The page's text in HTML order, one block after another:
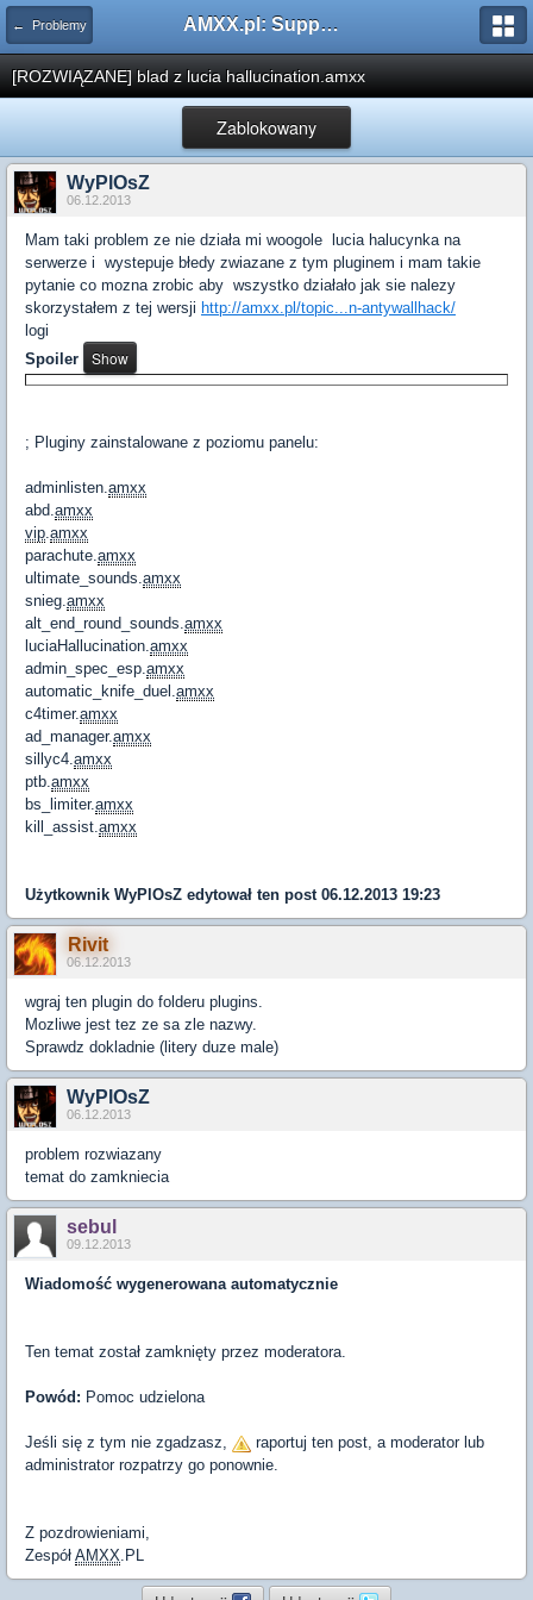
← Problemy AMXX.pl: Support AMX Mod X i SourceMod
[ROZWIĄZANE] blad z lucia hallucination.amxx
Zablokowany
WyPlOsZ
06.12.2013
Mam taki problem ze nie działa mi woogole lucia halucynka na
serwerze i wystepuje błedy zwiazane z tym pluginem i mam takie
pytanie co mozna zrobic aby wszystko działało jak sie nalezy
skorzystałem z tej wersji http://amxx.pl/topic...n-antywallhack/
logi
Spoiler
; Pluginy zainstalowane z poziomu panelu:
adminlisten.amxx
abd.amxx
vip.amxx
parachute.amxx
ultimate_sounds.amxx
snieg.amxx
alt_end_round_sounds.amxx
luciaHallucination.amxx
admin_spec_esp.amxx
automatic_knife_duel.amxx
c4timer.amxx
ad_manager.amxx
sillyc4.amxx
ptb.amxx
bs_limiter.amxx
kill_assist.amxx
Użytkownik WyPlOsZ edytował ten post 06.12.2013 19:23
Rivit
06.12.2013
wgraj ten plugin do folderu plugins.
Mozliwe jest tez ze sa zle nazwy.
Sprawdz dokladnie (litery duze male)
WyPlOsZ
06.12.2013
problem rozwiazany
temat do zamkniecia
sebul
09.12.2013
Wiadomość wygenerowana automatycznie
Ten temat został zamknięty przez moderatora.
Powód: Pomoc udzielona
Jeśli się z tym nie zgadzasz,
raportuj ten post, a moderator lub
administrator rozpatrzy go ponownie.
Z pozdrowieniami,
Zespół AMXX.PL